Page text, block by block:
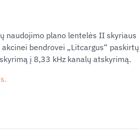
naudojimo plano lentelės II skyriaus
bendrovei „Litcargus“ paskirtų
į 8,33 kHz kanalų atskyrimą.
.